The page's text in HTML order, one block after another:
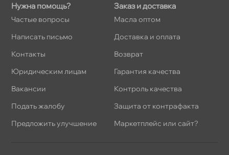
Нужна помощь?
Частые вопросы
Написать письмо
Контакты
Юридическим лицам
акансии
Подать жалобу
Предложить улучшение
Заказ и доставка
Масла оптом
Доставка и оплата
озврат
Гарантия качества
Контроль качества
Защита от контрафакта
Маркетплейс или сайт?